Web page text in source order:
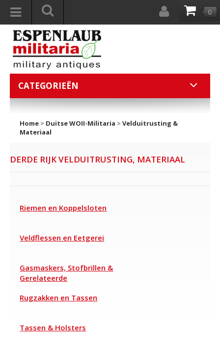
0
CATEGORIEËN
Home > Duitse WOII-Militaria >Velduitrusting &
Materiaal
DERDE RIJK VELDUITRUSTING, MATERIAAL
Riemen en Koppelsloten
Veldflessen en Eetgerei
Gasmaskers, Stofbrillen &
Gerelateerde
Rugzakken en Tassen
Tassen & Holsters